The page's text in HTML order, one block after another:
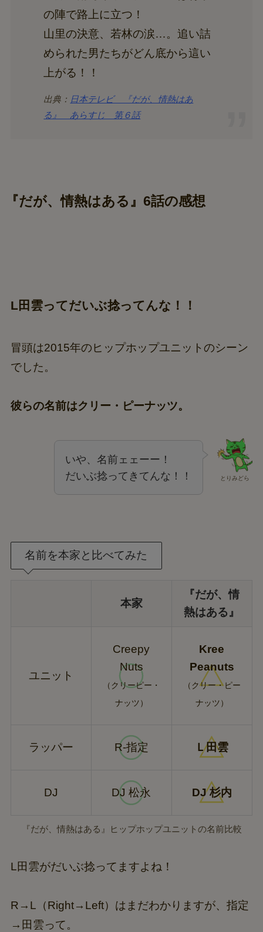
の陣で路上に立つ！
山里の決意、若林の涙…。追い詰
められた男たちがどん底から這い
上がる！！
出典： 日本テレビ 『だが、情熱はあ
る』 あらすじ 第６話
『だが、情熱はある』6話の感想
L田雲ってだいぶ捻ってんな！！
冒頭は2015年のヒップホップユニットのシーン
でした。
彼らの名前はクリー・ピーナッツ。
とりみどら
いや、名前ェェーー！
だいぶ捻ってきてんな！！
名前を本家と比べてみた
本家
『だが、情
熱はある』
ユニット
Creepy
Nuts
（クリーピー・
ナッツ）
Kree
Peanuts
（クリー・ピー
ナッツ）
ラッパー R-指定 Ｌ田雲
DJ DJ 松永 DJ 杉内
『だが、情熱はある』ヒップホップユニットの名前比較
L田雲がだいぶ捻ってますよね！
R→L（Right→Left）はまだわかりますが、指定
→田雲って。